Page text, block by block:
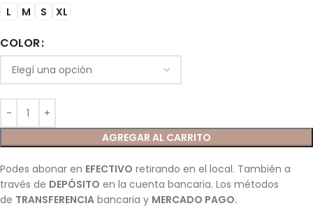
L M S XL
COLOR
AGREGAR AL CARRITO
Podes abonar en EFECTIVO retirando en el local. También a
través de DEPÓSITO en la cuenta bancaria. Los métodos
de TRANSFERENCIA bancaria y MERCADO PAGO.